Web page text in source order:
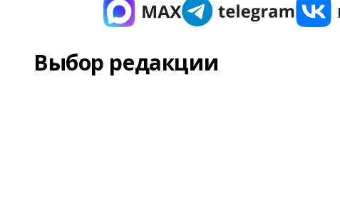
Выбор редакции